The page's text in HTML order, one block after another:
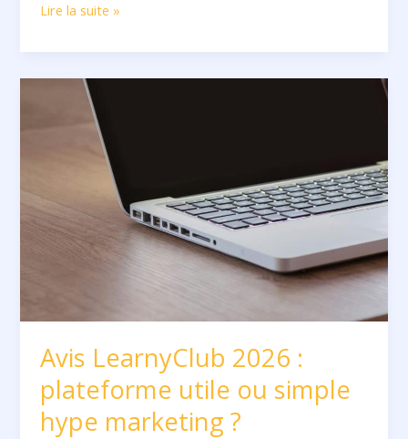
Lire la suite »
Avis LearnyClub 2026 :
plateforme utile ou simple
hype marketing ?
LearnyClub
2026
plateforme
ou
simple